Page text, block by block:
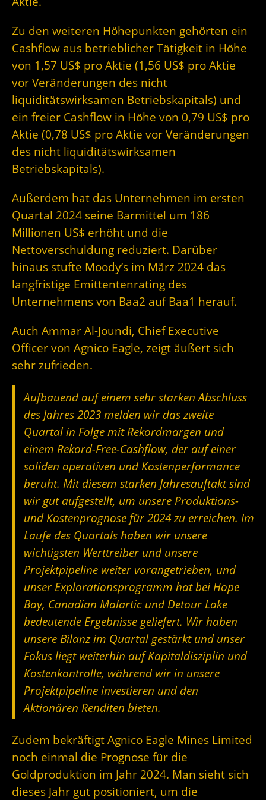
Zu den weiteren Höhepunkten gehörten ein
Cashflow aus betrieblicher Tätigkeit in Höhe
von 1,57 US$ pro Aktie (1,56 US$ pro Aktie
vor Veränderungen des nicht
liquiditätswirksamen Betriebskapitals) und
ein freier Cashflow in Höhe von 0,79 US$ pro
Aktie (0,78 US$ pro Aktie vor Veränderungen
des nicht liquiditätswirksamen
Betriebskapitals).
Außerdem hat das Unternehmen im ersten
Quartal 2024 seine Barmittel um 186
Millionen US$ erhöht und die
Nettoverschuldung reduziert. Darüber
hinaus stufte Moody’s im März 2024 das
langfristige Emittentenrating des
Unternehmens von Baa2 auf Baa1 herauf.
Auch Ammar Al-Joundi, Chief Executive
Officer von Agnico Eagle, zeigt äußert sich
sehr zufrieden.
Aufbauend auf einem sehr starken Abschluss
des Jahres 2023 melden wir das zweite
Quartal in Folge mit Rekordmargen und
einem Rekord-Free-Cashflow, der auf einer
soliden operativen und Kostenperformance
beruht. Mit diesem starken Jahresauftakt sind
wir gut aufgestellt, um unsere Produktions-
und Kostenprognose für 2024 zu erreichen. Im
Laufe des Quartals haben wir unsere
wichtigsten Werttreiber und unsere
Projektpipeline weiter vorangetrieben, und
unser Explorationsprogramm hat bei Hope
Bay, Canadian Malartic und Detour Lake
bedeutende Ergebnisse geliefert. Wir haben
unsere Bilanz im Quartal gestärkt und unser
Fokus liegt weiterhin auf Kapitaldisziplin und
Kostenkontrolle, während wir in unsere
Projektpipeline investieren und den
Aktionären Renditen bieten.
Zudem bekräftigt Agnico Eagle Mines Limited
noch einmal die Prognose für die
Goldproduktion im Jahr 2024. Man sieht sich
dieses Jahr gut positioniert, um die